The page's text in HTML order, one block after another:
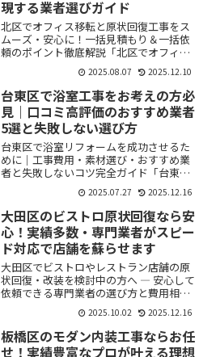
現する業者選びガイド
北区でオフィス移転と原状回復工事をス
ムーズ・安心に！一括見積もり＆一括依
頼のポイント徹底解説「北区でオフィス
移転を考え始めたけれど、どこに頼めば
いいかわからない」「原状回復工事の費
用が高額になるのでは…」と不安を感じ
ていませんか？オフィス移...
2025.08.07 2025.12.10
台東区で浴室工事をお考えの方必
見｜口コミ高評価のおすすめ業者
5選と失敗しない選び方
台東区で浴室リフォームを成功させるた
めに｜工事費用・素材選び・おすすめ業
者と失敗しないコツ完全ガイド「台東区
で浴室工事を検討しているけれど、どの
業者に依頼すればいいのか分からない」
「費用や相場、失敗しないポイントが知
りたい」「おすすめの浴室...
2025.07.27 2025.12.16
大田区のビストロ原状回復なら安
心！実績多数・専門業者がスピー
ド対応で店舗を蘇らせます
大田区でビストロやレストラン店舗の原
状回復・改装を検討中の方へ ― 安心して
依頼できる専門業者の選び方と費用相場
ガイド「ビストロやレストランの原状回
復をしないといけないけど、どんな手順
で進めればよいのかわからない」「費用
がどれくらいかかるか...
2025.10.02 2025.12.16
板橋区のモダン内装工事ならお任
せ！実績豊富なプロが叶える理想